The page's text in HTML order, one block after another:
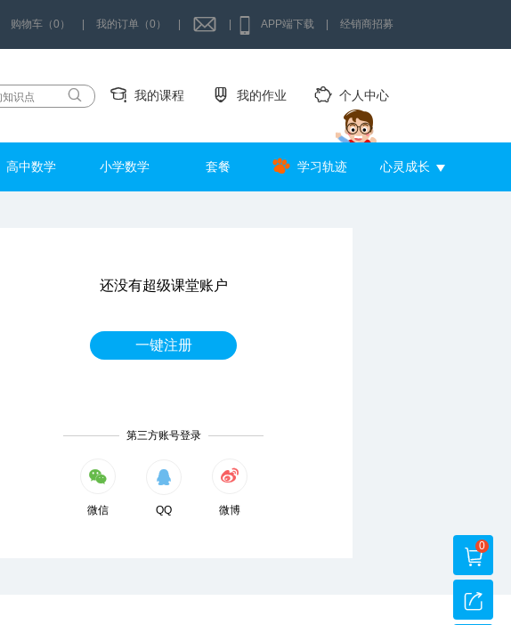
购物车（0） 我的订单（0） APP端下载 经销商招募
我的课程 我的作业 个人中心
高中数学 小学数学 套餐 学习轨迹 心灵成长
还没有超级课堂账户
一键注册
第三方账号登录
微信 QQ 微博
0